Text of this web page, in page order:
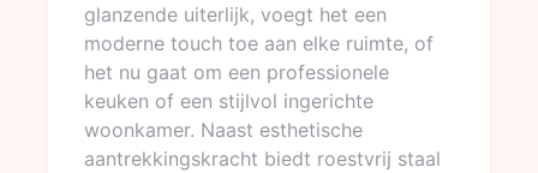
glanzende uiterlijk, voegt het een
moderne touch toe aan elke ruimte, of
het nu gaat om een professionele
keuken of een stijlvol ingerichte
woonkamer. Naast esthetische
aantrekkingskracht biedt roestvrij staal